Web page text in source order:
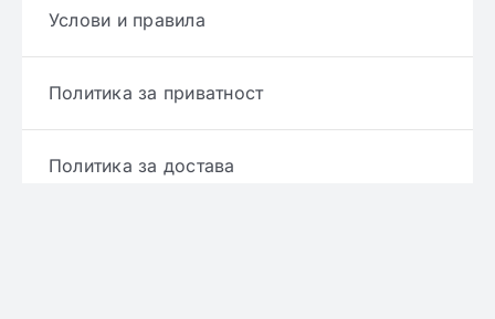
Услови и правила
Политика за приватност
Политика за достава